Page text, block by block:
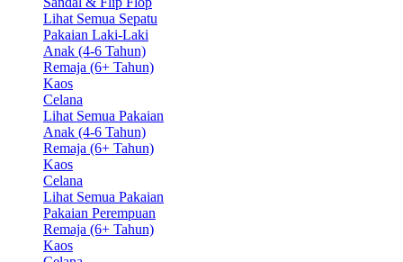
Lihat Semua Sepatu
Pakaian Laki-Laki
Anak (4-6 Tahun)
Remaja (6+ Tahun)
Kaos
Celana
Lihat Semua Pakaian
Anak (4-6 Tahun)
Remaja (6+ Tahun)
Kaos
Celana
Lihat Semua Pakaian
Pakaian Perempuan
Remaja (6+ Tahun)
Kaos